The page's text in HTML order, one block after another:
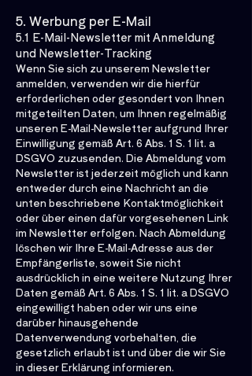
5. Werbung per E-Mail
5.1 E-Mail-Newsletter mit Anmeldung
und Newsletter-Tracking
Wenn Sie sich zu unserem Newsletter
anmelden, verwenden wir die hierfür
erforderlichen oder gesondert von Ihnen
mitgeteilten Daten, um Ihnen regelmäßig
unseren E-Mail-Newsletter aufgrund Ihrer
Einwilligung gemäß Art. 6 Abs. 1 S. 1 lit. a
DSGVO zuzusenden. Die Abmeldung vom
Newsletter ist jederzeit möglich und kann
entweder durch eine Nachricht an die
unten beschriebene Kontaktmöglichkeit
oder über einen dafür vorgesehenen Link
im Newsletter erfolgen. Nach Abmeldung
löschen wir Ihre E-Mail-Adresse aus der
Empfängerliste, soweit Sie nicht
ausdrücklich in eine weitere Nutzung Ihrer
Daten gemäß Art. 6 Abs. 1 S. 1 lit. a DSGVO
eingewilligt haben oder wir uns eine
darüber hinausgehende
Datenverwendung vorbehalten, die
gesetzlich erlaubt ist und über die wir Sie
in dieser Erklärung informieren.